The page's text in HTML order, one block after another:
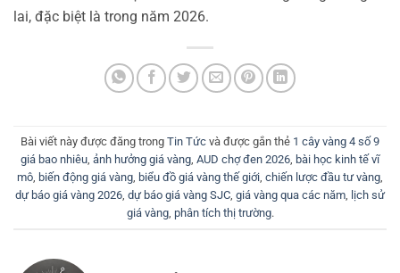
lai, đặc biệt là trong năm 2026.
Bài viết này được đăng trong Tin Tức và được gắn thẻ 1 cây vàng 4 số 9
giá bao nhiêu ảnh hưởng giá vàng AUD chợ đen 2026 bài học kinh tế vĩ
mô biến động giá vàng biểu đồ giá vàng thế giới chiến lược đầu tư vàng
dự báo giá vàng 2026 dự báo giá vàng SJC giá vàng qua các năm
lịch sử
giá vàng, phân tích thị trường.